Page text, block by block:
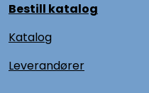
Bestill katalog
Katalog
Leverandører